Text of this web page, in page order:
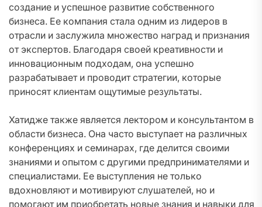
создание и успешное развитие собственного
бизнеса. Ее компания стала одним из лидеров в
отрасли и заслужила множество наград и признания
от экспертов. Благодаря своей креативности и
инновационным подходам, она успешно
разрабатывает и проводит стратегии, которые
приносят клиентам ощутимые результаты.
Хатидже также является лектором и консультантом в
области бизнеса. Она часто выступает на различных
конференциях и семинарах, где делится своими
знаниями и опытом с другими предпринимателями и
специалистами. Ее выступления не только
вдохновляют и мотивируют слушателей, но и
помогают им приобретать новые знания и навыки для